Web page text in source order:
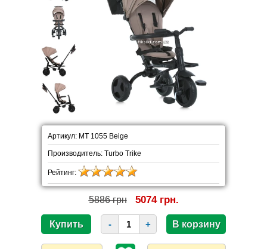
Артикул: MT 1055 Beige
Производитель: Turbo Trike
Рейтинг:
5886 грн 5074 грн.
- +